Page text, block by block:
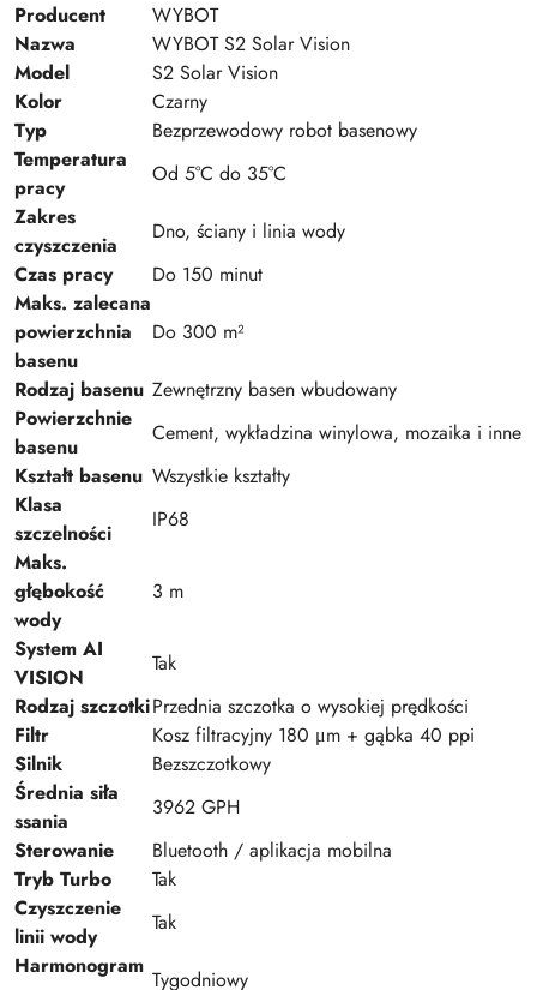
Producent
WYBOT
Nazwa
WYBOT S2 Solar Vision
Model
S2 Solar Vision
Kolor
Czarny
Typ
Bezprzewodowy robot basenowy
Temperatura
pracy
Od 5°C do 35°C
Zakres
czyszczenia
Dno, ściany i linia wody
Czas pracy
Do 150 minut
Maks. zalecana
powierzchnia
basenu
Do 300 m²
Rodzaj basenu Zewnętrzny basen wbudowany
Powierzchnie
basenu
Cement, wykładzina winylowa, mozaika i inne
Kształt basenu Wszystkie kształty
Klasa
szczelności
IP68
Maks.
głębokość
wody
3 m
System AI
VISION
Tak
Rodzaj szczotkiPrzednia szczotka o wysokiej prędkości
Filtr
Kosz filtracyjny 180 μm + gąbka 40 ppi
Silnik
Bezszczotkowy
Średnia siła
ssania
3962 GPH
Sterowanie
Bluetooth / aplikacja mobilna
Tryb Turbo
Tak
Czyszczenie
linii wody
Tak
Harmonogram
Tygodniowy